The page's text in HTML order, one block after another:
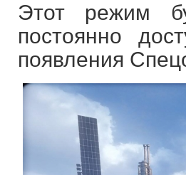
Этот режим
постоянно
появления